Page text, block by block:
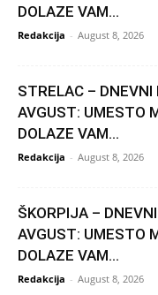
DOLAZE VAM...
Redakcija - August 8, 2026
STRELAC – DNEVNI
AVGUST: UMESTO
DOLAZE VAM...
Redakcija - August 8, 2026
ŠKORPIJA –
AVGUST: UMESTO
DOLAZE VAM...
Redakcija - August 8, 2026